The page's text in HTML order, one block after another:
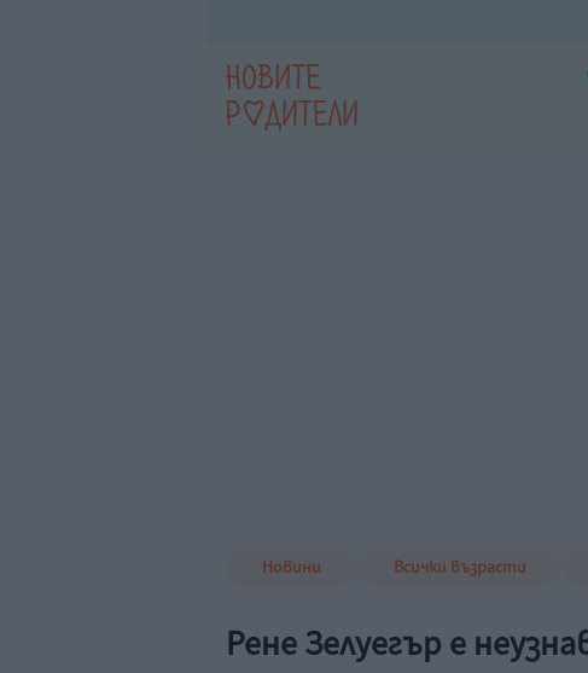
Новини Всички възрасти
Рене Зелуегър е